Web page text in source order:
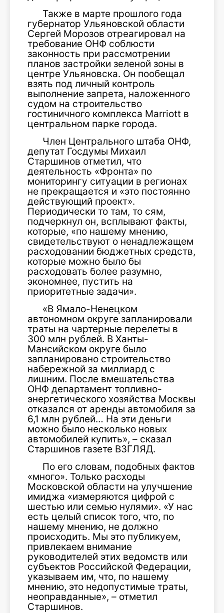
Также в марте прошлого года
губернатор Ульяновской области
Сергей Морозов отреагировал на
требование ОНФ соблюсти
законность при рассмотрении
планов застройки зеленой зоны в
центре Ульяновска. Он пообещал
взять под личный контроль
выполнение запрета, наложенного
судом на строительство
гостиничного комплекса Marriott в
центральном парке города.
Член Центрального штаба ОНФ,
депутат Госдумы Михаил
Старшинов отметил, что
деятельность «Фронта» по
мониторингу ситуации в регионах
не прекращается и «это постоянно
действующий проект».
Периодически то там, то сям,
подчеркнул он, всплывают факты,
которые, «по нашему мнению,
свидетельствуют о ненадлежащем
расходовании бюджетных средств,
которые можно было бы
расходовать более разумно,
экономнее, пустить на
приоритетные задачи».
«В Ямало-Ненецком
автономном округе запланировали
траты на чартерные перелеты в
300 млн рублей. В Ханты-
Мансийском округе было
запланировано строительство
набережной за миллиард с
лишним. После вмешательства
ОНФ департамент топливно-
энергетического хозяйства Москвы
отказался от аренды автомобиля за
6,1 млн рублей… На эти деньги
можно было несколько новых
автомобилей купить», – сказал
Старшинов газете ВЗГЛЯД.
По его словам, подобных фактов
«много». Только расходы
Московской области на улучшение
имиджа «измеряются цифрой с
шестью или семью нулями». «У нас
есть целый список того, что, по
нашему мнению, не должно
происходить. Мы это публикуем,
привлекаем внимание
руководителей этих ведомств или
субъектов Российской Федерации,
указываем им, что, по нашему
мнению, это недопустимые траты,
неоправданные», – отметил
Старшинов.